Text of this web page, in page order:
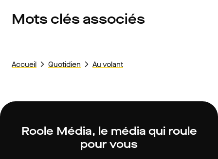
Mots clés associés
Accueil Quotidien Au volant
Roole Média, le média qui roule
pour vous